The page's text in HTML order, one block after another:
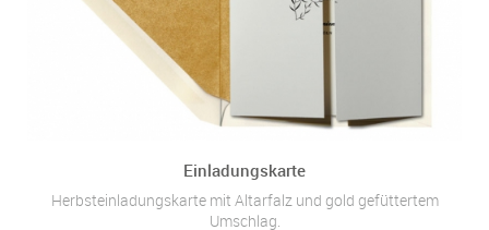
Einladungskarte
Herbsteinladungskarte mit Altarfalz und gold gefüttertem
Umschlag.